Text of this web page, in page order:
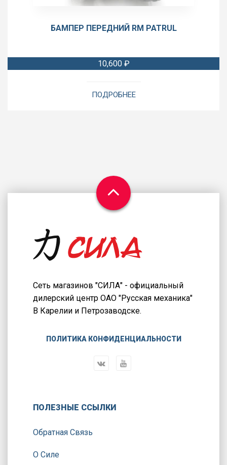
БАМПЕР ПЕРЕДНИЙ RM PATRUL
10,600 ₽
ПОДРОБНЕЕ
Сеть магазинов "СИЛА" - официальный
дилерский центр ОАО "Русская механика"
В Карелии и Петрозаводске.
ПОЛИТИКА КОНФИДЕНЦИАЛЬНОСТИ
ПОЛЕЗНЫЕ ССЫЛКИ
Обратная Связь
О Силе